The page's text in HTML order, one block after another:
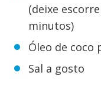
(deixe
minutos)
Óleo de coco
Sal a gosto